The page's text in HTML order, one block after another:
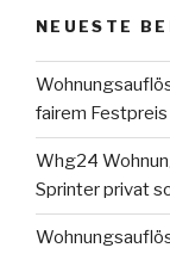
NEUESTE
fairem
Whg24
Sprinter privat